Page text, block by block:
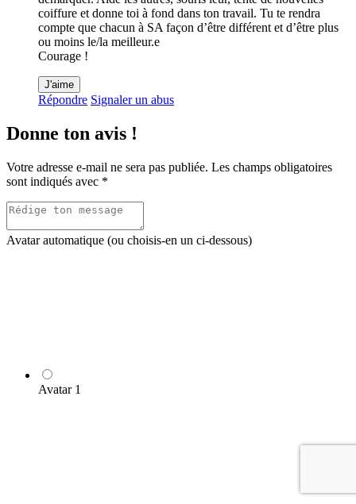
coiffure et donne toi à fond dans ton travail. Tu te rendra
compte que chacun à SA façon d’être différent et d’être plus
ou moins le/la meilleur.e
Courage !
J'aime
Répondre Signaler un abus
Donne ton avis !
Votre adresse e-mail ne sera pas publiée. Les champs obligatoires
sont indiqués avec *
Avatar automatique (ou choisis-en un ci-dessous)
Avatar 1